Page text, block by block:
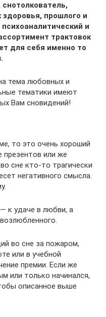
снотолкователь,
здоровья, прошлого и
и
трактовок
для себя именно то
тема любовных и
тематики имеют
Вам сновидений!
то это очень хороший
презентов или же
сне кто-то трагически
негативного смысла.
к удаче в любви, а
во сне за пожаром,
или в учебной
премии. Если же
или только начинался,
описанное выше